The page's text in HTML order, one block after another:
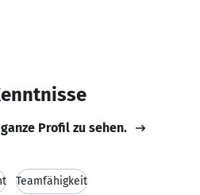
Profil zu sehen.
Teamfähigkeit